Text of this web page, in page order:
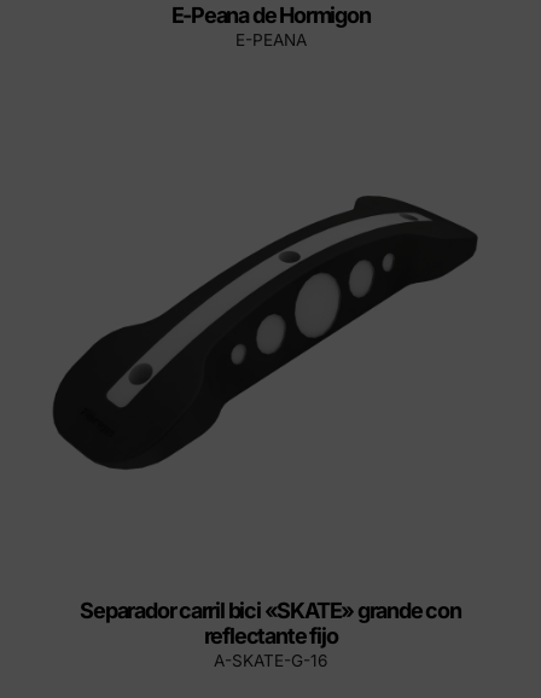
E-Peana de Hormigon
E-PEANA
Separador carril bici «SKATE» grande con
reflectante fijo
A-SKATE-G-16